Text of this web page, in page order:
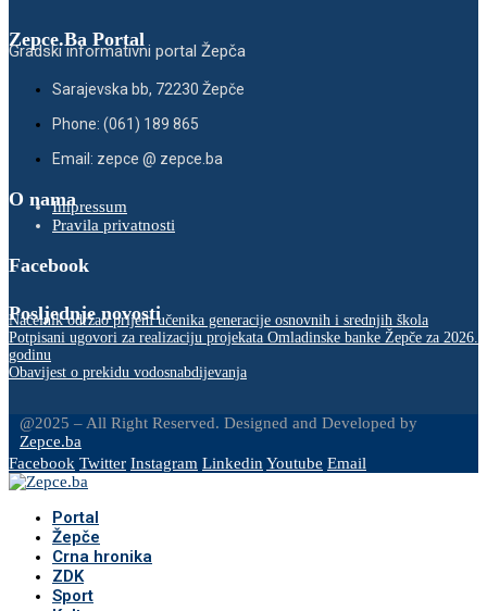
Zepce.Ba Portal
Gradski informativni portal Žepča
Sarajevska bb, 72230 Žepče
Phone: (061) 189 865
Email: zepce @ zepce.ba
O namaImpressum
Pravila privatnosti
Facebook
Posljednje novosti
Načelnik održao prijem učenika generacije osnovnih i srednjih škola
Potpisani ugovori za realizaciju projekata Omladinske banke Žepče za 2026.
godinu
Obavijest o prekidu vodosnabdijevanja
@2025 – All Right Reserved. Designed and Developed by
Zepce.ba
Facebook Twitter Instagram Linkedin Youtube Email
Portal
Žepče
Crna hronika
ZDK
Sport